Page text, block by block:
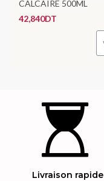
CALCAIRE 500ML
42,840DT
Livraison rapide